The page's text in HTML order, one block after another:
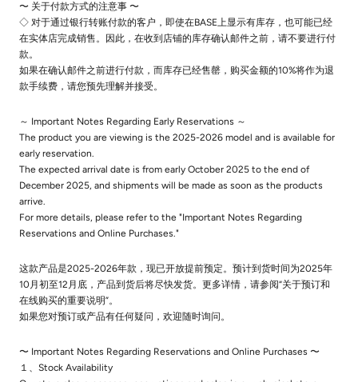
〜 关于付款方式的注意事 〜
◇ 对于通过银行转账付款的客户，即使在BASE上显示有库存，也可能已经
在实体店完成销售。因此，在收到店铺的库存确认邮件之前，请不要进行付
款。
如果在确认邮件之前进行付款，而库存已经售罄，购买金额的10%将作为退
款手续费，请您预先理解并接受。
～ Important Notes Regarding Early Reservations ～
The product you are viewing is the 2025-2026 model and is available for
early reservation.
The expected arrival date is from early October 2025 to the end of
December 2025, and shipments will be made as soon as the products
arrive.
For more details, please refer to the "Important Notes Regarding
Reservations and Online Purchases."
这款产品是2025-2026年款，现已开放提前预定。预计到货时间为2025年
10月初至12月底，产品到货后将尽快发货。更多详情，请参阅“关于预订和
在线购买的重要说明”。
如果您对预订或产品有任何疑问，欢迎随时询问。
〜 Important Notes Regarding Reservations and Online Purchases 〜
１、Stock Availability